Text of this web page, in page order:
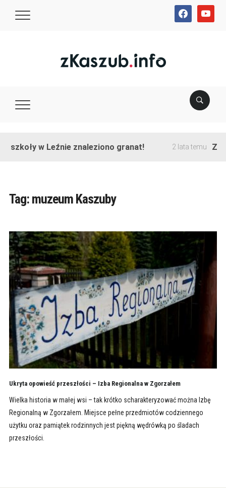
facebookyoutube
szkoły w Leźnie znaleziono granat! 2 lata temu
Tag: muzeum Kaszuby
Ukryta opowieść przeszłości – Izba Regionalna w Zgorzałem
Wielka historia w małej wsi – tak krótko scharakteryzować można Izbę
Regionalną w Zgorzałem. Miejsce pełne przedmiotów codziennego
użytku oraz pamiątek rodzinnych jest piękną wędrówką po śladach
przeszłości.